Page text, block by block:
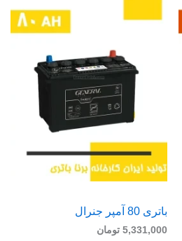
باتری 80 آمپر جنرال
5,331,000 تومان